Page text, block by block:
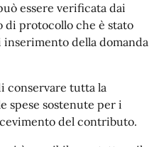
essere verificata dai
protocollo che è stato
della domanda
conservare tutta la
spese sostenute per i
del contributo.